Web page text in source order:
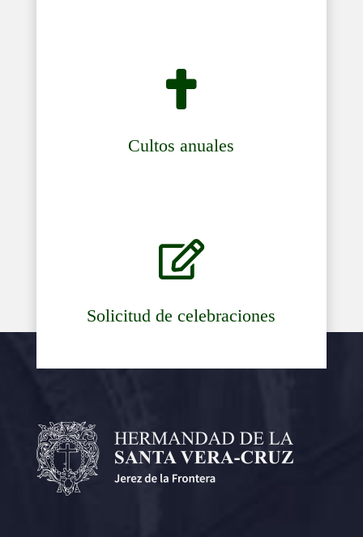

Cultos anuales

Solicitud de celebraciones